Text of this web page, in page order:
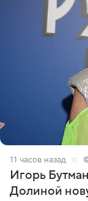
11 часов назад
Игорь
Долиной